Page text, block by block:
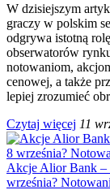
W dzisiejszym
graczy w polskim
odgrywa istotną
obserwatorów
notowaniom,
cenowej, a także
lepiej zrozumieć
Czytaj więcej 11
Akcje Alior Bank –
września?